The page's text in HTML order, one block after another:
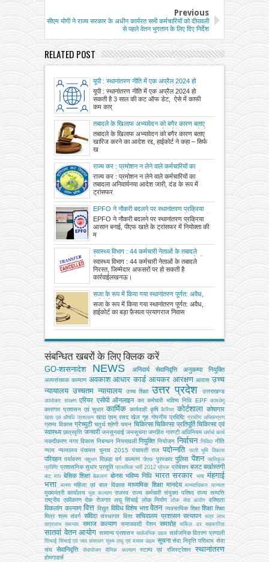
Previous
सीएम योगी ने राज्य सरकार के अधीन कार्यरत सभी कर्मचारियों को दीपावली
से पहले वेतन भुगतान के लिए दिए निर्देश
RELATED POST
यूपी : स्थानांतरण नीति में एक अप्रैल 2024 हो
सकती है 3 साल की कट ऑफ डेट, ऐसे में काफी कम
कार्मिक आएंगे दायरे में
यूपी : स्थानांतरण नीति में एक अप्रैल 2024 हो
सकती है 3 साल की कट ऑफ डेट, ऐसे में काफी
कम कार्
तबादले के खिलाफ अभ्यावेदन को बगैर कारण बताए
खारिज करने का आदेश रद्द, हाईकोर्ट ने कहा – सिर्फ
खारिज लिख देने से प्रतीत होता है कि प्राधिकारी ने
निर्णय लेते वक्त विवेक का उचित प्रयोग नहीं किया
तबादले के खिलाफ अभ्यावेदन को बगैर कारण बताए
खारिज करने का आदेश रद्द, हाईकोर्ट ने कहा – सिर्फ
ख
राज्य कर : प्रमोशन न लेने वाले कर्मचारियों का
तबादला अनिवार्य, नया आदेश जारी, दंड के रूप में
ट्रांसफर पर रोक, होगी संपत्ति की जांच
राज्य कर : प्रमोशन न लेने वाले कर्मचारियों का
तबादला अनिवार्यनया आदेश जारी, दंड के रूप में
ट्रांसफर
EPFO ने नौकरी बदलने पर स्थानांतरण प्रक्रिया
आसान बनाई, पीएफ खाते के ट्रांसफर में नियोक्ता की
मंजूरी खत्म
EPFO ने नौकरी बदलने पर स्थानांतरण प्रक्रिया
आसान बनाई, पीएफ खाते के ट्रांसफर में नियोक्ता की
म
स्वास्थ्य विभाग : 44 कर्मचारी नेताओं के तबादले
निरस्त, जिम्मेदार अफसरों पर हो सकती है कार्रवाई
स्वास्थ्य विभाग : 44 कर्मचारी नेताओं के तबादले
निरस्त, जिम्मेदार अफसरों पर हो सकती है
कार्रवाईलखनऊ।
सजा के रूप में किया गया स्थानांतरण पूर्णत: अवैध,
हाईकोर्ट का बड़ा फ़ैसला
सजा के रूप में किया गया स्थानांतरण पूर्णत: अवैध,
हाईकोर्ट का बड़ा फ़ैसला प्रयागराज निवास
संबन्धित खबरों के लिए क्लिक करें
GO-शासनादेश NEWS अनिवार्य सेवानिवृत्ति अनुकम्पा नियुक्ति
अल्‍पसंख्‍यक कल्‍याण अवकाश आधार कार्ड आयकर आरक्षण आवास उच्च
न्यायालय उच्चतम न्यायालय उच्‍च शिक्षा उत्तर प्रदेश उत्तराखण्ड
उपभोक्‍ता संरक्षण एरियर एसीपी ऑनलाइन कर कर्मचारी भविष्य निधि EPF कामधेनु
कारागार प्रशासन एवं सुधार कार्मिक कार्यवाही कृषि कैरियर कोर्टशाला कोषागार
खाद्य एवं औषधि प्रशासन खाद्य एवम् रसद खेल गृह गोपनीय प्रविष्टि ग्रामीण अभियन्‍त्रण
ग्राम्य विकास ग्रेच्युटी चतुर्थ श्रेणी चयन चिकित्सा चिकित्सा प्रतिपूर्ति चिकित्‍सा एवं
स्वास्थ्य छात्रवृत्ति जनवरी जनसुनवाई जनसूचना जनहित गारण्टी अधिनियम धर्मार्थ कार्य
नकदीकरण नगर विकास निबन्‍धन नियमावली नियुक्ति नियोजन निर्वाचन निविदा नीति
न्याय न्यायालय पंचायत चुनाव 2015 पंचायती राज पदोन्नति परती भूमि विकास
परिवहन पर्यावरण पशुधन पिछड़ा वर्ग कल्‍याण पीएफ पुरस्कार पुलिस पेंशन
प्रतिकूल
प्रविष्टि प्रशासनिक सुधार प्रसूति प्राथमिक भर्ती 2012 प्रेरक प्रोबेशन बजट बर्खास्तगी
बाट माप बेसिक शिक्षा बैकलाग बोनस भविष्य निधि भारत सरकार भाषा मंहगाई
भत्ता
मत्‍स्‍य महिला एवं बाल विकास माध्यमिक शिक्षा मानदेय मानवाधिकार मान्यता
मुख्‍यमंत्री कार्यालय युवा कल्याण राजस्व राज्य कर्मचारी संयुक्त परिषद राज्य सम्पत्ति
राष्ट्रीय एकीकरण रोक रोजगार लघु सिंचाई लोक निर्माण लोक सेवा आयोग वरिष्ठता
विकलांग कल्याण वित्त विद्युत विविध विशेष भत्ता वेतन व्‍यवसायिक शिक्षा शिक्षा शिक्षा
मित्र श्रम संवर्ग संविदा संस्‍थागत वित्‍त सचिवालय प्रशासन सत्यापन सत्र लाभ
सत्रलाभ
समन्वय समाज कल्याण समाजवादी पेंशन समारोह सर्किल दर सहकारिता
सातवां वेतन आयोग सामान्य प्रशासन सार्वजनिक उद्यम सार्वजनिक वितरण प्रणाली
सिंचाई सिंचाई एवं जल संसाधन सूक्ष्म लघु एवं मध्यम उद्यम सूचना सेवा निवृत्ति परिलाभ सेवा
संघ
सेवानिवृत्ति सेवायोजन सैनिक कल्‍याण स्टाम्प एवं रजिस्ट्रेशन स्थानांतरण
होमगाडर्स